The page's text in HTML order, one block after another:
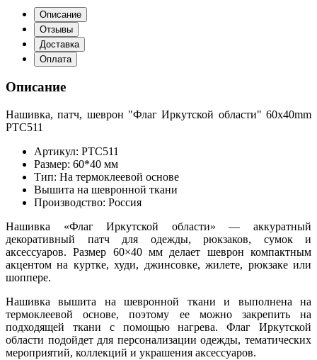
Описание
Отзывы
Доставка
Оплата
Описание
Нашивка, патч, шеврон "Флаг Иркутской области" 60x40mm
PTC511
Артикул: PTC511
Размер: 60*40 мм
Тип: На термоклеевой основе
Вышита на шевронной ткани
Производство: Россия
Нашивка «Флаг Иркутской области» — аккуратный
декоративный патч для одежды, рюкзаков, сумок и
аксессуаров. Размер 60×40 мм делает шеврон компактным
акцентом на куртке, худи, джинсовке, жилете, рюкзаке или
шоппере.
Нашивка вышита на шевронной ткани и выполнена на
термоклеевой основе, поэтому ее можно закрепить на
подходящей ткани с помощью нагрева. Флаг Иркутской
области подойдет для персонализации одежды, тематических
мероприятий, коллекций и украшения аксессуаров.